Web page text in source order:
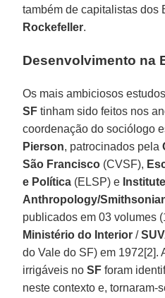
também de capitalistas dos
Rockefeller.
Desenvolvimento na
Os mais ambiciosos
SF tinham sido feitos nos
coordenação do sociólogo
Pierson, patrocinados pela
São Francisco (CVSF),
e Política (ELSP) e
Anthropology/
publicados em 03 volumes
Ministério do Interior /
do Vale do SF) em 1972[2].
irrigáveis noSF foram
neste contexto e, tornaram-